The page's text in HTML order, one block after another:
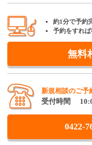
約1分で予約
予約をすれば
無料
新規相談のご予
受付時間
0422-